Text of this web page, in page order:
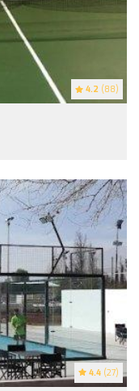
4.2 (88)
4.4 (27)